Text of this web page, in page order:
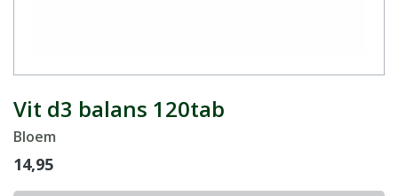
Vit d3 balans 120tab
Bloem
14,95